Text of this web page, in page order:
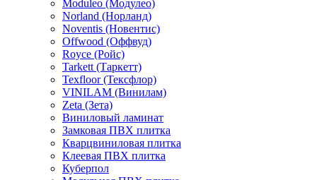
Moduleo (Модулео)
Norland (Норланд)
Noventis (Новентис)
Offwood (Оффвуд)
Royce (Ройс)
Tarkett (Таркетт)
Texfloor (Тексфлор)
VINILAM (Винилам)
Zeta (Зета)
Виниловый ламинат
Замковая ПВХ плитка
Кварцвиниловая плитка
Клеевая ПВХ плитка
Куберпол